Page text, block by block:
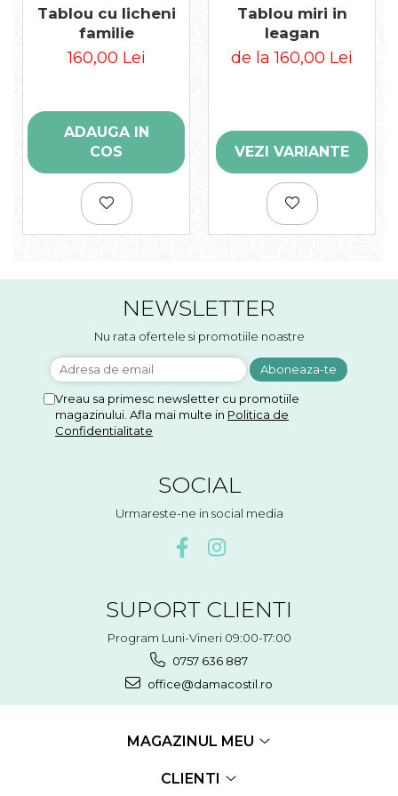
Tablou cu licheni
familie
160,00 Lei
ADAUGA IN
COS
Tablou miri in
leagan
de la 160,00 Lei
VEZI VARIANTE
NEWSLETTER
Nu rata ofertele si promotiile noastre
Vreau sa primesc newsletter cu promotiile
magazinului. Afla mai multe in Politica de
Confidentialitate
SOCIAL
Urmareste-ne in social media
SUPORT CLIENTI
Program Luni-Vineri 09:00-17:00
0757 636 887
office@damacostil.ro
MAGAZINUL MEU
CLIENTI